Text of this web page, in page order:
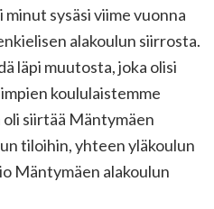
sysäsi viime vuonna
alakoulun siirrosta.
läpi muutosta, joka olisi
koululaistemme
siirtää Mäntymäen
tiloihin, yhteen yläkoulun
Mäntymäen alakoulun